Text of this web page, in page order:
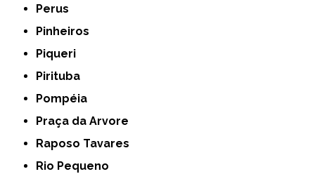
Perus
Pinheiros
Piqueri
Pirituba
Pompéia
Praça da Arvore
Raposo Tavares
Rio Pequeno